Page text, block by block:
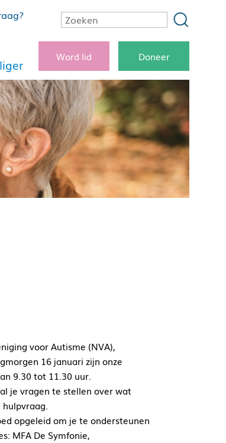
Word lid Doneer
voor Autisme (NVA),
16 januari zijn onze
9.30 tot 11.30 uur.
je vragen te stellen over wat
opgeleid om je te ondersteunen
MFA De Symfonie,